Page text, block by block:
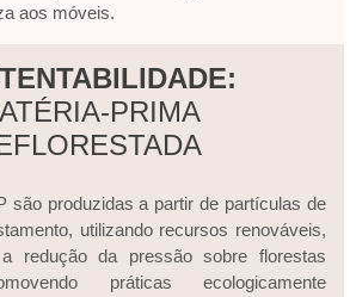
aos móveis.
PRIMA
são produzidas a partir de partículas de
utilizando recursos renováveis,
redução da pressão sobre florestas
práticas ecologicamente